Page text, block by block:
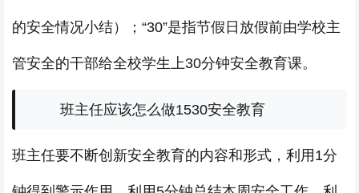
的安全情况小结）；“30”是指节假日放假前由学校主
管安全的干部给全校学生上30分钟安全教育课。
班主任应该怎么做1530安全教育
班主任要不断创新安全教育的内容和形式，利用1分